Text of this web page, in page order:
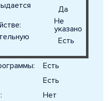
Есть
Есть
Нет
Да
Не
указано
Есть